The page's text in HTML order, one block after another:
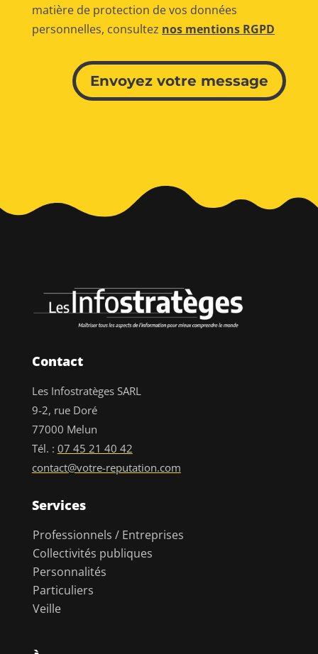
matière de protection de vos données
personnelles, consultez nos mentions RGPD
Envoyez votre message
Contact
Les Infostratèges SARL
9-2, rue Doré
77000 Melun
Tél. : 07 45 21 40 42
contact@votre-reputation.com
Services
Professionnels / Entreprises
Collectivités publiques
Personnalités
Particuliers
Veille